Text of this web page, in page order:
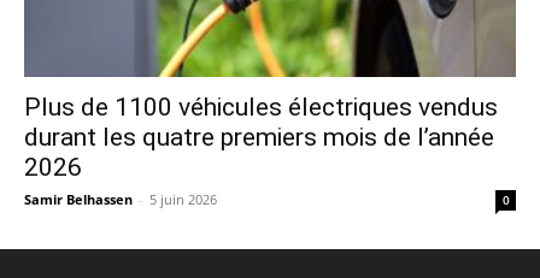
Plus de 1100 véhicules électriques vendus
durant les quatre premiers mois de l’année
2026
Samir Belhassen - 5 juin 2026 0